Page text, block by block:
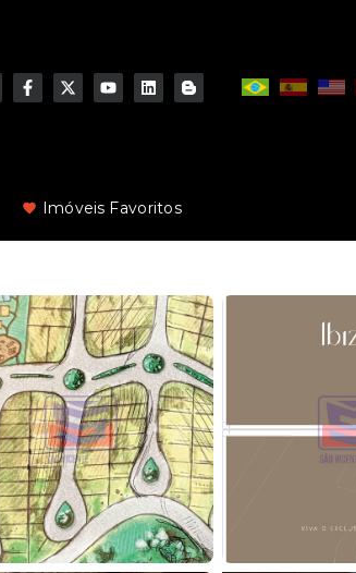
Imóveis Favoritos